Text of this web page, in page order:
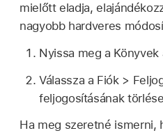
mielőtt eladja,
nagyobb hardveres
Nyissa meg a
Válassza a Fiók >
feljogosításának
Ha meg szeretné ismerni,